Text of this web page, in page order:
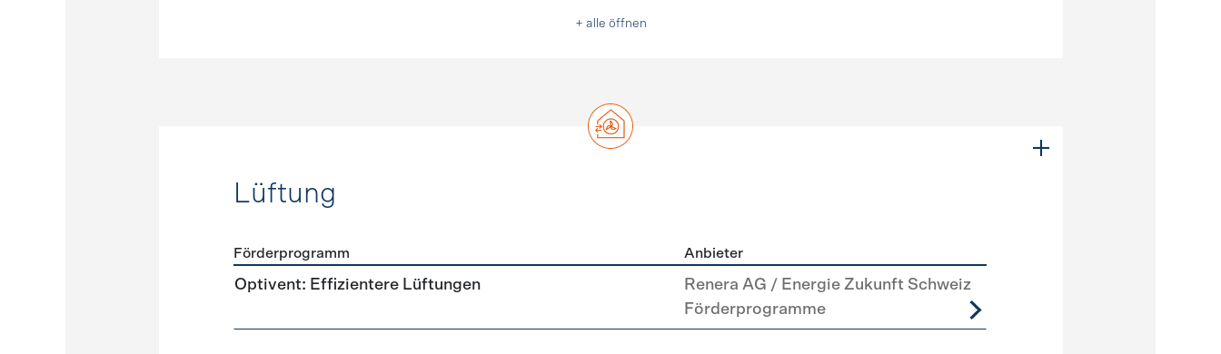
+ alle öffnen
Lüftung
Förderprogramme Lüftung
Förderprogramm Anbieter
Optivent: Effizientere Lüftungen
Renera AG / Energie Zukunft Schweiz
Förderprogramme